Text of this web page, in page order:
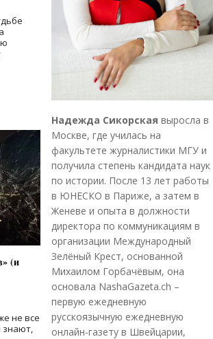
(и
не все
знают,
Надежда Сикорская выросла в
Москве, где училась на
факультете журналистики МГУ и
получила степень кандидата наук
по истории. После 13 лет работы
в ЮНЕСКО в Париже, а затем в
Женеве и опыта в должности
директора по коммуникациям в
организации Международный
Зелёный Крест, основанной
Михаилом Горбачёвым, она
основала NashaGazeta.ch –
первую ежедневную
русскоязычную ежедневную
онлайн-газету в Швейцарии,